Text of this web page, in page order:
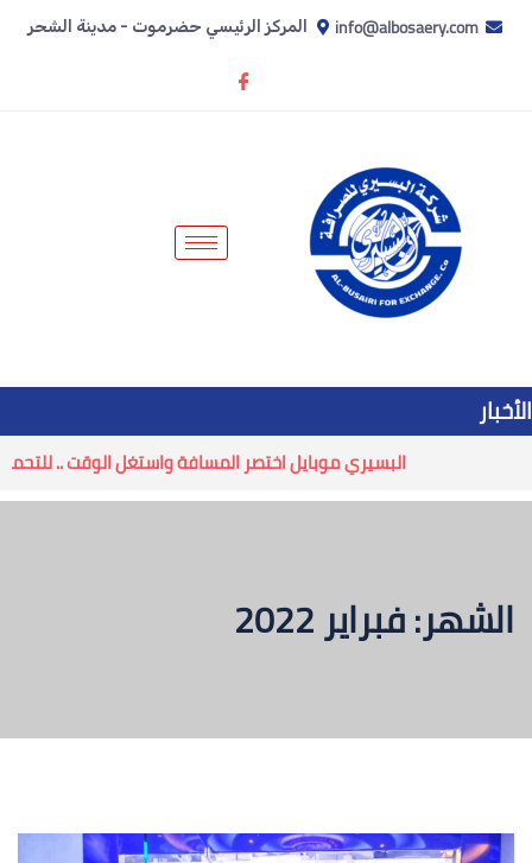
info@albosaery.com المركز الرئيسي حضرموت - مدينة الشحر
الأخبار
البسيري موبايل اختصر المسافة واستغل الوقت .. للتحميل
الشهر:فبراير 2022